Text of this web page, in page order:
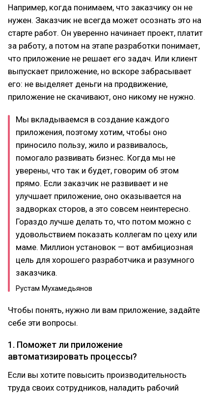
Например, когда понимаем, что заказчику он не
нужен. Заказчик не всегда может осознать это на
старте работ. Он уверенно начинает проект, платит
за работу, а потом на этапе разработки понимает,
что приложение не решает его задач. Или клиент
выпускает приложение, но вскоре забрасывает
его: не выделяет деньги на продвижение,
приложение не скачивают, оно никому не нужно.
Мы вкладываемся в создание каждого
приложения, поэтому хотим, чтобы оно
приносило пользу, жило и развивалось,
помогало развивать бизнес. Когда мы не
уверены, что так и будет, говорим об этом
прямо. Если заказчик не развивает и не
улучшает приложение, оно оказывается на
задворках сторов, а это совсем неинтересно.
Гораздо лучше делать то, что потом можно с
удовольствием показать коллегам по цеху или
маме. Миллион установок — вот амбициозная
цель для хорошего разработчика и разумного
заказчика.
Рустам Мухамедьянов
Чтобы понять, нужно ли вам приложение, задайте
себе эти вопросы.
1. Поможет ли приложение
автоматизировать процессы?
Если вы хотите повысить производительность
труда своих сотрудников, наладить рабочий